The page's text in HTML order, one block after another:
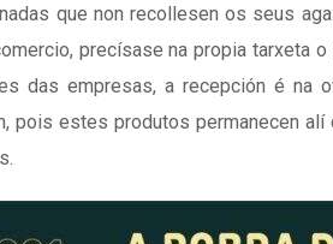
que non recollesen os seus
precísase na propia tarxeta
das empresas, a recepción é na
pois estes produtos permanecen